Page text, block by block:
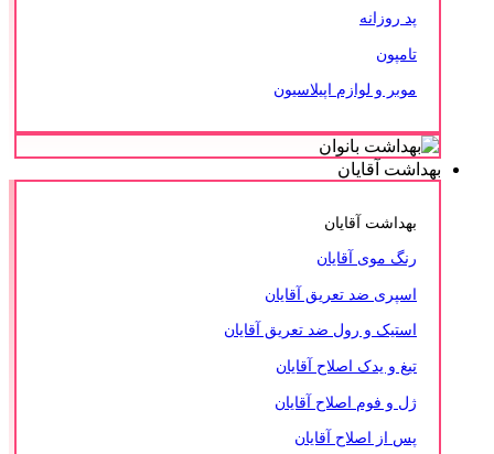
پد روزانه
تامپون
موبر و لوازم اپیلاسیون
بهداشت آقایان
بهداشت آقایان
رنگ موی آقایان
اسپری ضد تعریق آقایان
استیک و رول ضد تعریق آقایان
تیغ و یدک اصلاح آقایان
ژل و فوم اصلاح آقایان
پس از اصلاح آقایان